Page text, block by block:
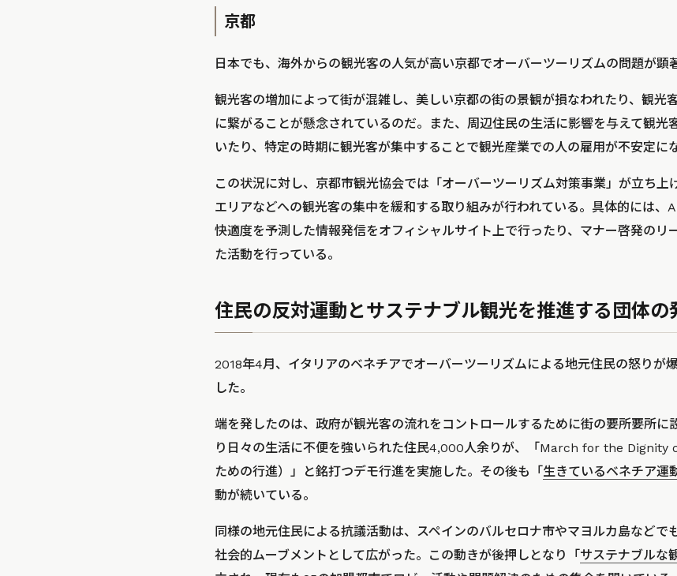
京都
日本でも、海外からの観光客の人気が高い京都でオーバーツーリズムの問題が顕
観光客の増加によって街が混雑し、美しい京都の街の景観が損なわれたり、観光
に繋がることが懸念されているのだ。また、周辺住民の生活に影響を与えて観光
いたり、特定の時期に観光客が集中することで観光産業での人の雇用が不安定に
この状況に対し、京都市観光協会では「オーバーツーリズム対策事業」が立ち上
エリアなどへの観光客の集中を緩和する取り組みが行われている。具体的には、
快適度を予測した情報発信をオフィシャルサイト上で行ったり、マナー啓発のリ
た活動を行っている。
住民の反対運動とサステナブル観光を推進する団体の
2018年4月、イタリアのベネチアでオーバーツーリズムによる地元住民の怒りが
した。
端を発したのは、政府が観光客の流れをコントロールするために街の要所要所に
り日々の生活に不便を強いられた住民4,000人余りが、「March for the Dignity
ための行進）」と銘打つデモ行進を実施した。その後も「生きているベネチア運
動が続いている。
同様の地元住民による抗議活動は、スペインのバルセロナ市やマヨルカ島などで
社会的ムーブメントとして広がった。この動きが後押しとなり「サステナブルな